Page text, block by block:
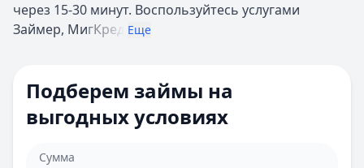
Барнаул
Барнаул
через 15-30 минут. Воспользуйтесь услугами
Займер, МигКред Еще
Подберем займы на
выгодных условиях
Сумма